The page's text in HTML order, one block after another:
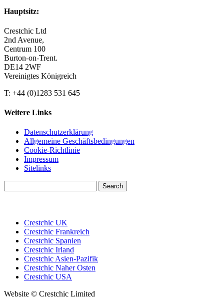
Hauptsitz:
Crestchic Ltd
2nd Avenue,
Centrum 100
Burton-on-Trent.
DE14 2WF
Vereinigtes Königreich
T: +44 (0)1283 531 645
Weitere Links
Datenschutzerklärung
Allgemeine Geschäftsbedingungen
Cookie-Richtlinie
Impressum
Sitelinks
for:
Crestchic UK
Crestchic Frankreich
Crestchic Spanien
Crestchic Irland
Crestchic Asien-Pazifik
Crestchic Naher Osten
Crestchic USA
Website © Crestchic Limited